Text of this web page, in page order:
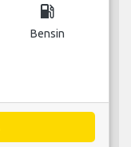
local_gas_station
Bensin